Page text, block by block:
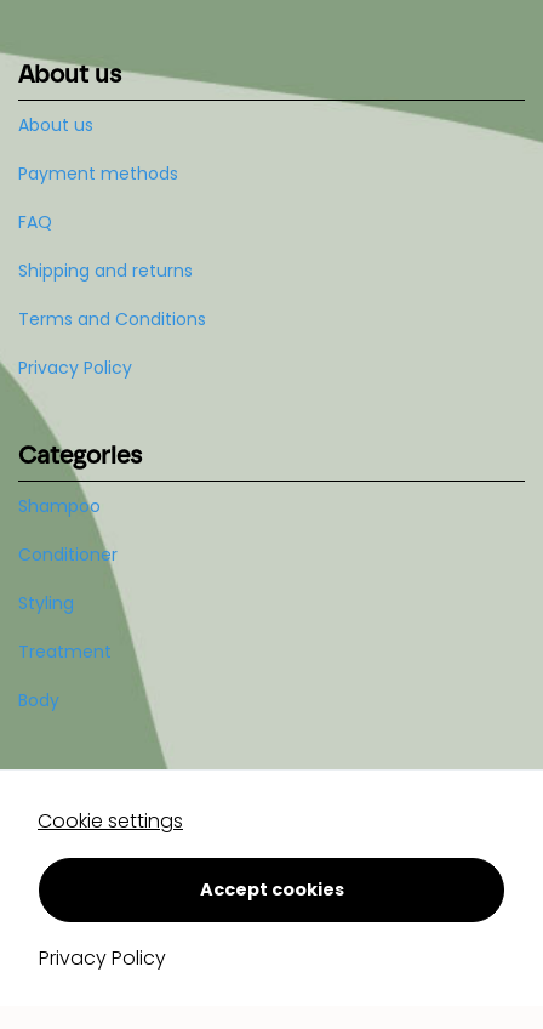
About us
About us
Payment methods
FAQ
Shipping and returns
Terms and Conditions
Privacy Policy
Categories
Shampoo
Conditioner
Styling
Treatment
Body
Register
Log in
Cookie settings
Accept cookies
Privacy Policy